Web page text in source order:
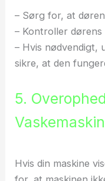
– Sørg for, at
– Kontroller dørens
– Hvis nødvendigt,
sikre, at den
5.
Hvis din maskine